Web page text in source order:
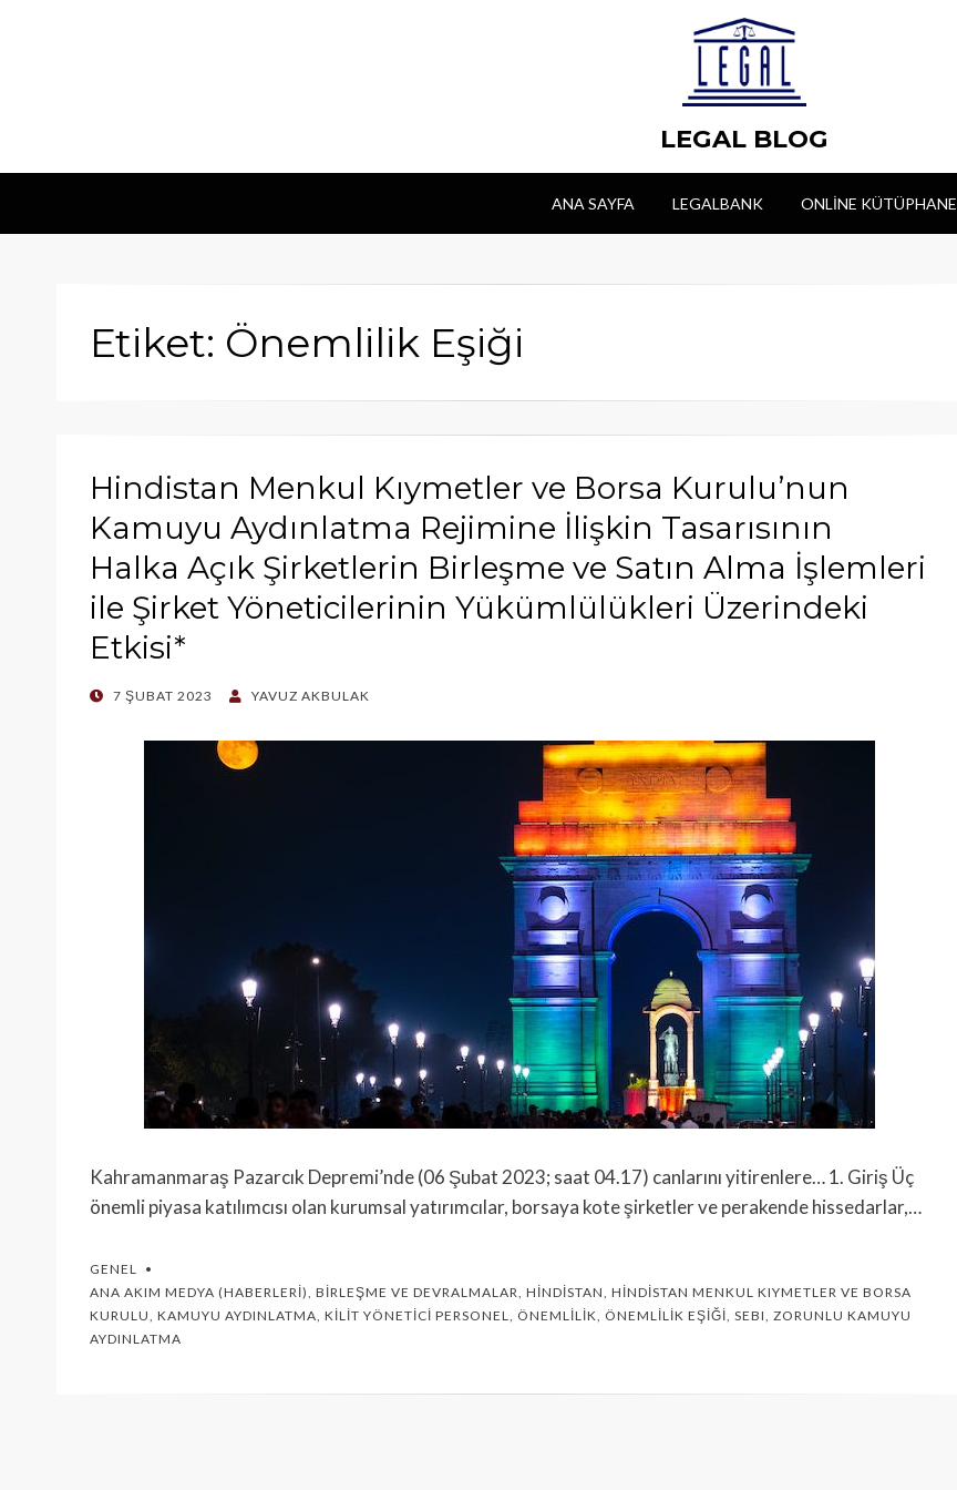
LEGAL BLOG
ANA SAYFA LEGALBANK ONLINE KÜTÜPHANE
Etiket: Önemlilik Eşiği
Hindistan Menkul Kıymetler ve Borsa Kurulu’nun
Kamuyu Aydınlatma Rejimine İlişkin Tasarısının
Halka Açık Şirketlerin Birleşme ve Satın Alma İşlemleri
ile Şirket Yöneticilerinin Yükümlülükleri Üzerindeki
Etkisi*
POSTED
7 ŞUBAT 2023 YAVUZ AKBULAK
Kahramanmaraş Pazarcık Depremi’nde (06 Şubat 2023; saat 04.17) canlarını yitirenlere… 1. Giriş Üç
önemli piyasa katılımcısı olan kurumsal yatırımcılar, borsaya kote şirketler ve perakende hissedarlar,…
GENEL
ANA AKIM MEDYA (HABERLERI), BIRLEŞME VE DEVRALMALAR, HINDISTAN, HINDISTAN MENKUL KIYMETLER VE BORSA
KURULU, KAMUYU AYDINLATMA, KILIT YÖNETICI PERSONEL, ÖNEMLILIK, ÖNEMLILIK EŞIĞI, SEBI, ZORUNLU KAMUYU
AYDINLATMA